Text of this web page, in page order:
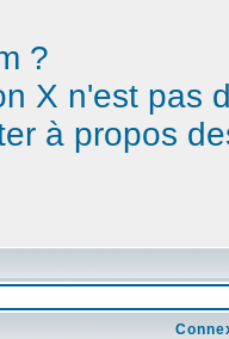
?
X n'est pas
à propos